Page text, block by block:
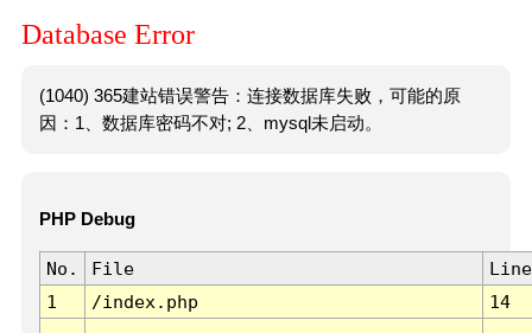
Database Error
(1040) 365建站错误警告：连接数据库失败，可能的原
因：1、数据库密码不对; 2、mysql未启动。
PHP Debug
No. File
Line
1
/index.php 14